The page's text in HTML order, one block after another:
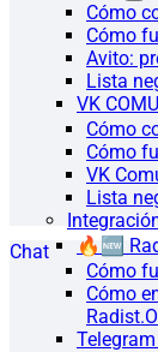
Cómo
Cómo
Avito:
Lista
VK
Cómo
Cómo
VK
Lista
🔥🆕
Cómo
Cómo
Chat